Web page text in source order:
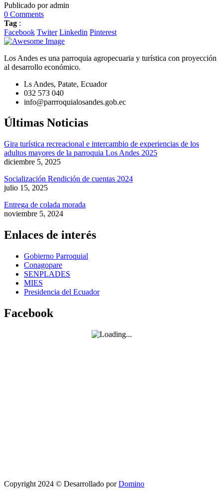
Publicado por admin
0 Comments
Tag :
Facebook Twiter Linkedin Pinterest
Los Andes es una parroquia agropecuaria y turística con proyección
al desarrollo económico.
Ls Andes, Patate, Ecuador
032 573 040
info@parrroquialosandes.gob.ec
Últimas Noticias
Gira turística recreacional e intercambio de experiencias de los
adultos mayores de la parroquia Los Andes 2025
diciembre 5, 2025
Socialización Rendición de cuentas 2024
julio 15, 2025
Entrega de colada morada
noviembre 5, 2024
Enlaces de interés
Gobierno Parroquial
Conagopare
SENPLADES
MIES
Presidencia del Ecuador
Facebook
Copyright 2024 © Desarrollado porDomino